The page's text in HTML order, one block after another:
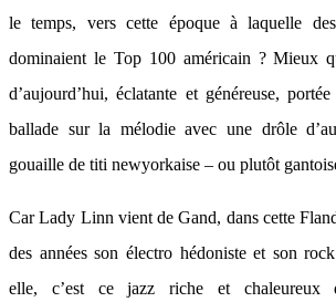
le temps, vers cette époque à laquelle
dominaient le Top 100 américain ? Mieux
d’aujourd’hui, éclatante et généreuse,
ballade sur la mélodie avec une drôle
gouaille de titi newyorkaise – ou plutôt
Car Lady Linn vient de Gand, dans cette
des années son électro hédoniste et son
elle, c’est ce jazz riche et chaleureux